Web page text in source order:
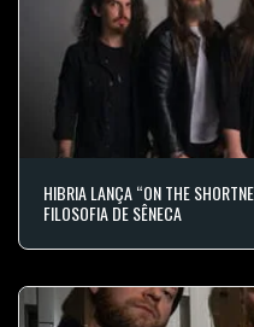
HIBRIA LANÇA “ON THE
FILOSOFIA DE SÊNECA